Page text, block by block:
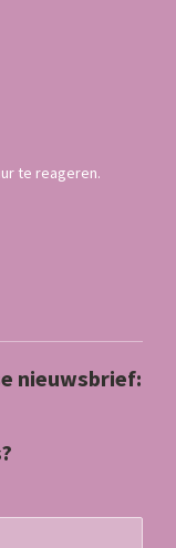
te reageren.
nieuwsbrief: